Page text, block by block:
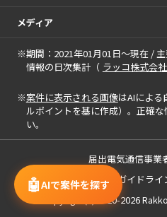
🤖AIで案件を探す
メディア
※期間：2021年01月01日～現在 /
情報の日次集計（ ラッコ株式会
※案件に表示される画像はAIによる
ルポイントを基に作成）。正確
い。
届出電気通信事業
「中小M&Aガイドラ
Copyright(c) 2020-2026